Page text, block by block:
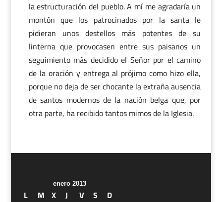
la estructuración del pueblo. A mí me agradaría un
montón que los patrocinados por la santa le
pidieran unos destellos más potentes de su
linterna que provocasen entre sus paisanos un
seguimiento más decidido el Señor por el camino
de la oración y entrega al prójimo como hizo ella,
porque no deja de ser chocante la extraña ausencia
de santos modernos de la nación belga que, por
otra parte, ha recibido tantos mimos de la Iglesia.
enero 2013
L M X J V S
D